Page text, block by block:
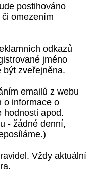
postihováno
omezením
odkazů
jméno
být zveřejněna.
emailů z webu
o informace o
hodnosti apod.
- žádné denní,
Vždy aktuální
.